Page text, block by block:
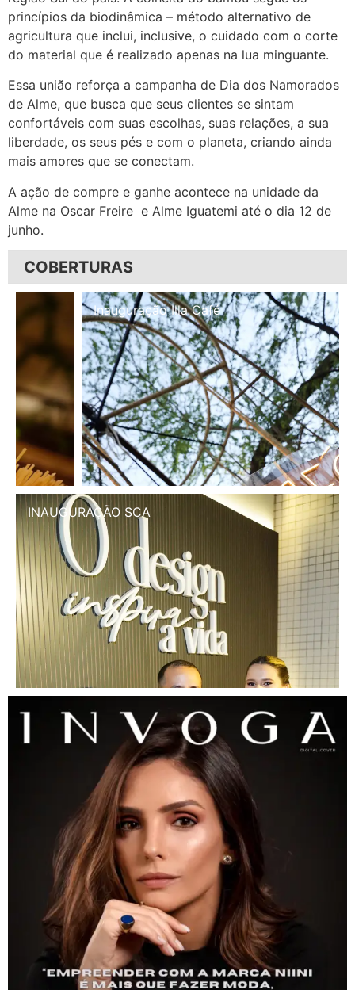
princípios da biodinâmica – método alternativo de
agricultura que inclui, inclusive, o cuidado com o corte
do material que é realizado apenas na lua minguante.
Essa união reforça a campanha de Dia dos Namorados
de Alme, que busca que seus clientes se sintam
confortáveis com suas escolhas, suas relações, a sua
liberdade, os seus pés e com o planeta, criando ainda
mais amores que se conectam.
A ação de compre e ganhe acontece na unidade da
Alme na Oscar Freire e Alme Iguatemi até o dia 12 de
junho.
COBERTURAS
Inauguração Illa Café
INAUGURAÇÃO SCA